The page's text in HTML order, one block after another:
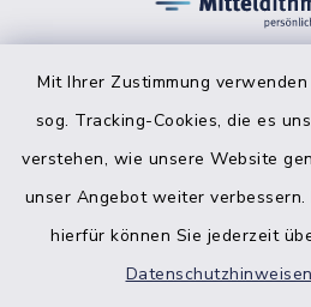
Mit Ihrer Zustimmung
sog. Tracking-Cookies, die es
verstehen, wie unsere Website
unser Angebot weiter
hierfür können Sie jederzeit
Datenschutzhinweisen
Bankverbindung